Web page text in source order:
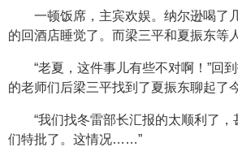
一顿饭席，主宾欢娱。纳尔逊喝了
的回酒店睡觉了。而梁三平和夏振东等
“老夏，这件事儿有些不对啊！”回
的老师们后梁三平找到了夏振东聊起了
“我们找冬雷部长汇报的太顺利了
们特批了。这情况……”